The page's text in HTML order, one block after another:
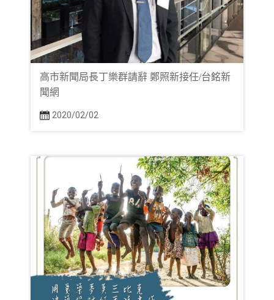
高市新聞局長丁樂群請辭 鄭照新接任/台銘新
聞網
2020/02/02